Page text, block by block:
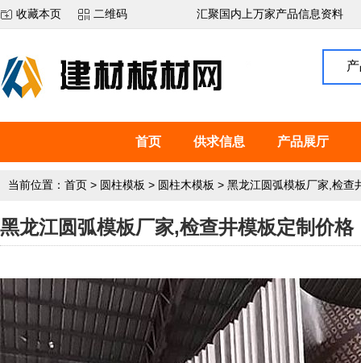
收藏本页 二维码 汇聚国内上万家产品信息资料
首页 供求信息 产品展厅
当前位置： 首页 > 圆柱模板 > 圆柱木模板 > 黑龙江圆弧模板厂家,检查
黑龙江圆弧模板厂家,检查井模板定制价格